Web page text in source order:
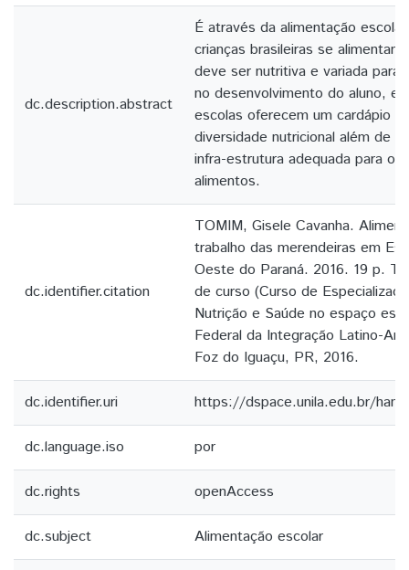
dc.description.abstract
É através da alimentação
crianças brasileiras se
deve ser nutritiva e variada para
no desenvolvimento do aluno,
escolas oferecem um cardápio
diversidade nutricional além de
infra-estrutura adequada para o
alimentos.
dc.identifier.citation
TOMIM, Gisele Cavanha.
trabalho das merendeiras em
Oeste do Paraná. 2016. 19 p.
de curso (Curso de
Nutrição e Saúde no espaço
Federal da Integração Latino-
Foz do Iguaçu, PR, 2016.
dc.identifier.uri https://dspace.unila.edu.br/
dc.language.iso por
dc.rights openAccess
dc.subject Alimentação escolar